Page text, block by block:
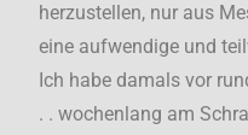
herzustellen, nur aus
eine aufwendige und
Ich habe damals vor
. . wochenlang am